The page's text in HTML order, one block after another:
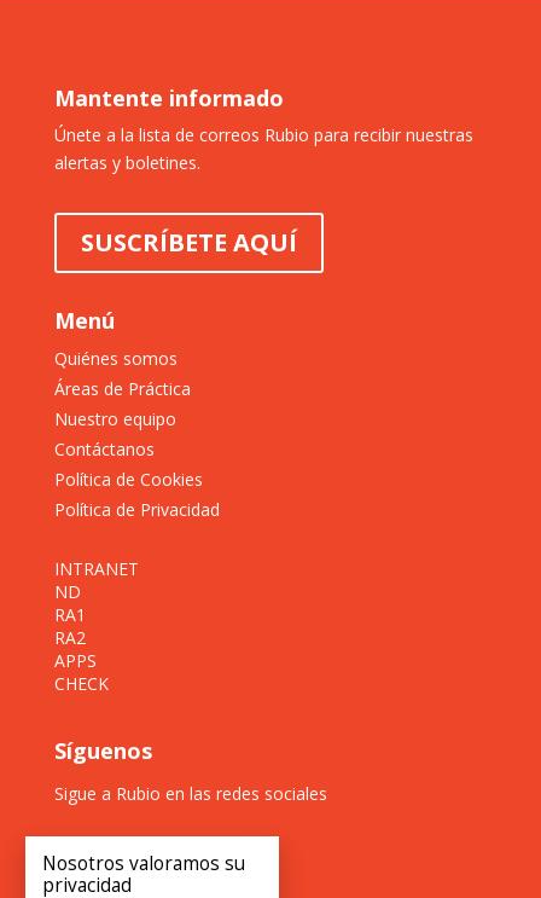
Mantente informado
Únete a la lista de correos Rubio para recibir nuestras
alertas y boletines.
SUSCRÍBETE AQUÍ
Menú
Quiénes somos
Áreas de Práctica
Nuestro equipo
Contáctanos
Política de Cookies
Política de Privacidad
INTRANET
ND
RA1
RA2
APPS
CHECK
Síguenos
Sigue a Rubio en las redes sociales
Nosotros valoramos su
privacidad